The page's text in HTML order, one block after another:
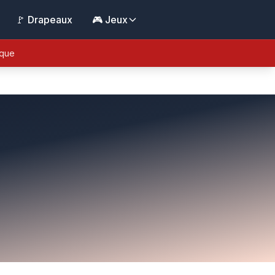
🚩 Drapeaux 🎮 Jeux